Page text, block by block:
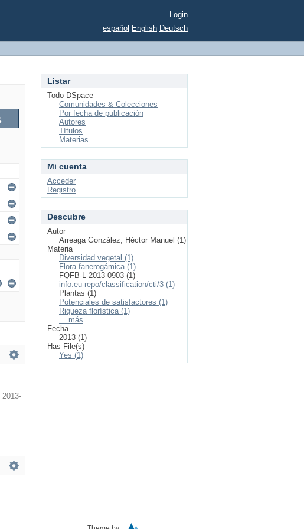
Login
español English Deutsch
2013-
Listar
Todo DSpace
Comunidades & Colecciones
Por fecha de publicación
Autores
Títulos
Materias
Mi cuenta
Acceder
Registro
Descubre
Autor
Arreaga González, Héctor Manuel (1)
Materia
Diversidad vegetal (1)
Flora fanerogámica (1)
FQFB-L-2013-0903 (1)
info:eu-repo/classification/cti/3 (1)
Plantas (1)
Potenciales de satisfactores (1)
Riqueza florística (1)
... más
Fecha
2013 (1)
Has File(s)
Yes (1)